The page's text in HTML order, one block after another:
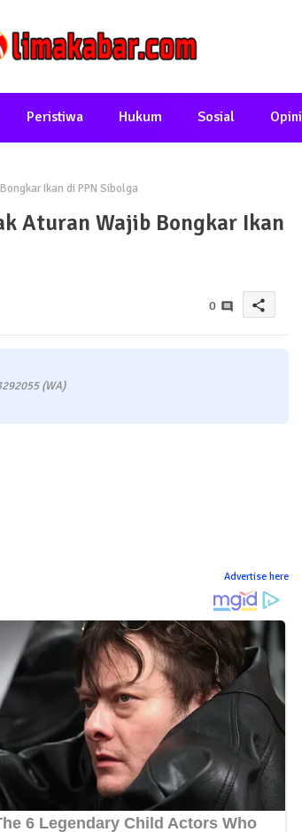
Peristiwa Hukum Sosial Opini
Ikan di PPN Sibolga
Aturan Wajib Bongkar Ikan
0 share
(WA)
Advertise here